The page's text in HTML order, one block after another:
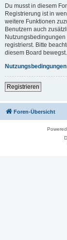
Du musst in diesem
Registrierung ist in
weitere Funktionen
Benutzern auch
registrierst. Bitte
diesem Board bewegst.
Nutzungsbedingungen
Registrieren
Foren-Übersicht